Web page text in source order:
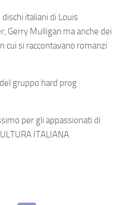
dischi italiani di Louis
Gerry Mulligan ma anche dei
cui si raccontavano romanzi
gruppo hard prog
per gli appassionati di
ITALIANA.